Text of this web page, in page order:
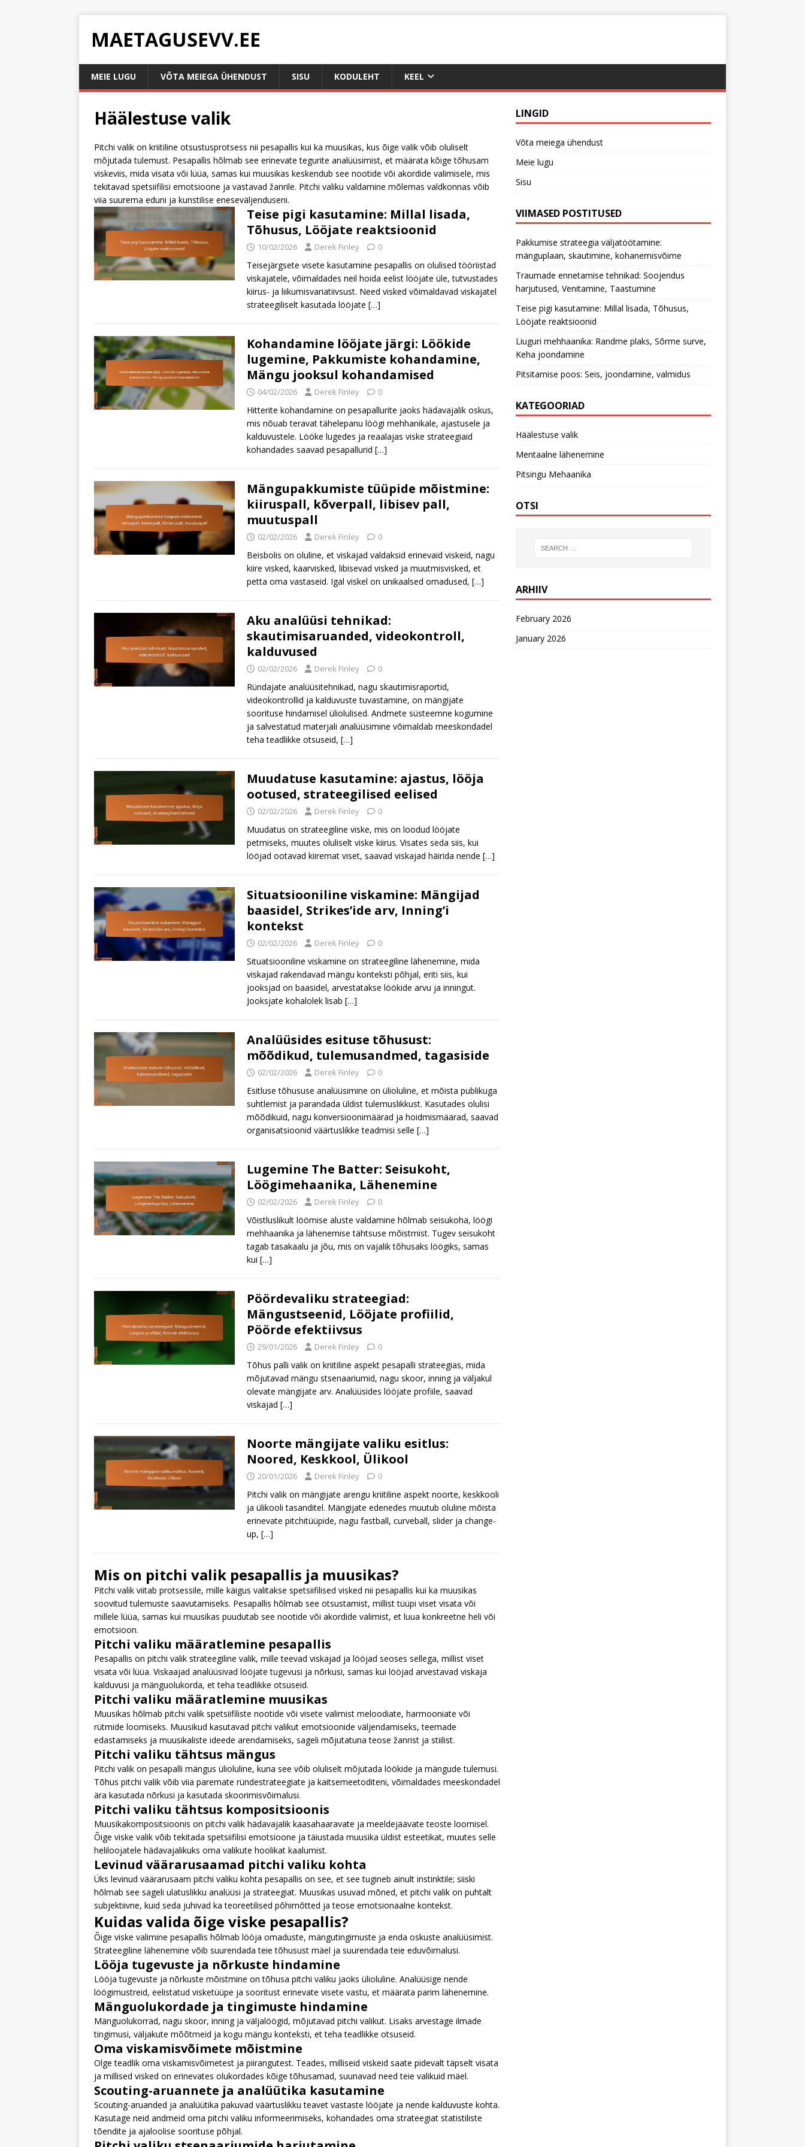
MAETAGUSEVV.EE
MEIE LUGU VÕTA MEIEGA ÜHENDUST SISU KODULEHT KEEL
Häälestuse valik
Pitchi valik on kriitiline otsustusprotsess nii pesapallis kui ka muusikas, kus õige valik võib oluliselt
mõjutada tulemust. Pesapallis hõlmab see erinevate tegurite analüüsimist, et määrata kõige tõhusam
viskeviis, mida visata või lüüa, samas kui muusikas keskendub see nootide või akordide valimisele, mis
tekitavad spetsiifilisi emotsioone ja vastavad žanrile. Pitchi valiku valdamine mõlemas valdkonnas võib
viia suurema eduni ja kunstilise eneseväljenduseni.
Teise pigi kasutamine: Millal lisada,
Tõhusus, Lööjate reaktsioonid
10/02/2026 Derek Finley 0
Teisejärgsete visete kasutamine pesapallis on olulised tööriistad
viskajatele, võimaldades neil hoida eelist lööjate üle, tutvustades
kiirus- ja liikumisvariatiivsust. Need visked võimaldavad viskajatel
strateegiliselt kasutada lööjate […]
Kohandamine lööjate järgi: Löökide
lugemine, Pakkumiste kohandamine,
Mängu jooksul kohandamised
04/02/2026 Derek Finley 0
Hitterite kohandamine on pesapallurite jaoks hädavajalik oskus,
mis nõuab teravat tähelepanu löögi mehhanikale, ajastusele ja
kalduvustele. Lööke lugedes ja reaalajas viske strateegiaid
kohandades saavad pesapallurid […]
Mängupakkumiste tüüpide mõistmine:
kiiruspall, kõverpall, libisev pall,
muutuspall
02/02/2026 Derek Finley 0
Beisbolis on oluline, et viskajad valdaksid erinevaid viskeid, nagu
kiire visked, kaarvisked, libisevad visked ja muutmisvisked, et
petta oma vastaseid. Igal viskel on unikaalsed omadused, […]
Aku analüüsi tehnikad:
skautimisaruanded, videokontroll,
kalduvused
02/02/2026 Derek Finley 0
Ründajate analüüsitehnikad, nagu skautimisraportid,
videokontrollid ja kalduvuste tuvastamine, on mängijate
soorituse hindamisel üliolulised. Andmete süsteemne kogumine
ja salvestatud materjali analüüsimine võimaldab meeskondadel
teha teadlikke otsuseid, […]
Muudatuse kasutamine: ajastus, lööja
ootused, strateegilised eelised
02/02/2026 Derek Finley 0
Muudatus on strateegiline viske, mis on loodud lööjate
petmiseks, muutes oluliselt viske kiirus. Visates seda siis, kui
lööjad ootavad kiiremat viset, saavad viskajad häirida nende […]
Situatsiooniline viskamine: Mängijad
baasidel, Strikes’ide arv, Inning’i
kontekst
02/02/2026 Derek Finley 0
Situatsiooniline viskamine on strateegiline lähenemine, mida
viskajad rakendavad mängu konteksti põhjal, eriti siis, kui
jooksjad on baasidel, arvestatakse löökide arvu ja inningut.
Jooksjate kohalolek lisab […]
Analüüsides esituse tõhusust:
mõõdikud, tulemusandmed, tagasiside
02/02/2026 Derek Finley 0
Esitluse tõhususe analüüsimine on ülioluline, et mõista publikuga
suhtlemist ja parandada üldist tulemuslikkust. Kasutades olulisi
mõõdikuid, nagu konversioonimäärad ja hoidmismäärad, saavad
organisatsioonid väärtuslikke teadmisi selle […]
Lugemine The Batter: Seisukoht,
Löögimehaanika, Lähenemine
02/02/2026 Derek Finley 0
Võistluslikult löömise aluste valdamine hõlmab seisukoha, löögi
mehhaanika ja lähenemise tähtsuse mõistmist. Tugev seisukoht
tagab tasakaalu ja jõu, mis on vajalik tõhusaks löögiks, samas
kui […]
Pöördevaliku strateegiad:
Mängustseenid, Lööjate profiilid,
Pöörde efektiivsus
29/01/2026 Derek Finley 0
Tõhus palli valik on kriitiline aspekt pesapalli strateegias, mida
mõjutavad mängu stsenaariumid, nagu skoor, inning ja väljakul
olevate mängijate arv. Analüüsides lööjate profiile, saavad
viskajad […]
Noorte mängijate valiku esitlus:
Noored, Keskkool, Ülikool
20/01/2026 Derek Finley 0
Pitchi valik on mängijate arengu kriitiline aspekt noorte, keskkooli
ja ülikooli tasanditel. Mängijate edenedes muutub oluline mõista
erinevate pitchitüüpide, nagu fastball, curveball, slider ja change-
up, […]
Mis on pitchi valik pesapallis ja muusikas?
Pitchi valik viitab protsessile, mille käigus valitakse spetsiifilised visked nii pesapallis kui ka muusikas
soovitud tulemuste saavutamiseks. Pesapallis hõlmab see otsustamist, millist tüüpi viset visata või
millele lüüa, samas kui muusikas puudutab see nootide või akordide valimist, et luua konkreetne heli või
emotsioon.
Pitchi valiku määratlemine pesapallis
Pesapallis on pitchi valik strateegiline valik, mille teevad viskajad ja lööjad seoses sellega, millist viset
visata või lüüa. Viskaajad analüüsivad lööjate tugevusi ja nõrkusi, samas kui lööjad arvestavad viskaja
kalduvusi ja mänguolukorda, et teha teadlikke otsuseid.
Pitchi valiku määratlemine muusikas
Muusikas hõlmab pitchi valik spetsiifiliste nootide või visete valimist meloodiate, harmooniate või
rütmide loomiseks. Muusikud kasutavad pitchi valikut emotsioonide väljendamiseks, teemade
edastamiseks ja muusikaliste ideede arendamiseks, sageli mõjutatuna teose žanrist ja stiilist.
Pitchi valiku tähtsus mängus
Pitchi valik on pesapalli mängus ülioluline, kuna see võib oluliselt mõjutada löökide ja mängude tulemusi.
Tõhus pitchi valik võib viia paremate ründestrateegiate ja kaitsemeetoditeni, võimaldades meeskondadel
ära kasutada nõrkusi ja kasutada skoorimisvõimalusi.
Pitchi valiku tähtsus kompositsioonis
Muusikakompositsioonis on pitchi valik hädavajalik kaasahaaravate ja meeldejäävate teoste loomisel.
Õige viske valik võib tekitada spetsiifilisi emotsioone ja täiustada muusika üldist esteetikat, muutes selle
heliloojatele hädavajalikuks oma valikute hoolikat kaalumist.
Levinud väärarusaamad pitchi valiku kohta
Üks levinud väärarusaam pitchi valiku kohta pesapallis on see, et see tugineb ainult instinktile; siiski
hõlmab see sageli ulatuslikku analüüsi ja strateegiat. Muusikas usuvad mõned, et pitchi valik on puhtalt
subjektiivne, kuid seda juhivad ka teoreetilised põhimõtted ja teose emotsionaalne kontekst.
Kuidas valida õige viske pesapallis?
Õige viske valimine pesapallis hõlmab lööja omaduste, mängutingimuste ja enda oskuste analüüsimist.
Strateegiline lähenemine võib suurendada teie tõhusust mäel ja suurendada teie eduvõimalusi.
Lööja tugevuste ja nõrkuste hindamine
Lööja tugevuste ja nõrkuste mõistmine on tõhusa pitchi valiku jaoks ülioluline. Analüüsige nende
löögimustreid, eelistatud visketüüpe ja sooritust erinevate visete vastu, et määrata parim lähenemine.
Mänguolukordade ja tingimuste hindamine
Mänguolukorrad, nagu skoor, inning ja väljalöögid, mõjutavad pitchi valikut. Lisaks arvestage ilmade
tingimusi, väljakute mõõtmeid ja kogu mängu konteksti, et teha teadlikke otsuseid.
Oma viskamisvõimete mõistmine
Olge teadlik oma viskamisvõimetest ja piirangutest. Teades, milliseid viskeid saate pidevalt täpselt visata
ja millised visked on erinevates olukordades kõige tõhusamad, suunavad need teie valikuid mäel.
Scouting-aruannete ja analüütika kasutamine
Scouting-aruanded ja analüütika pakuvad väärtuslikku teavet vastaste lööjate ja nende kalduvuste kohta.
Kasutage neid andmeid oma pitchi valiku informeerimiseks, kohandades oma strateegiat statistiliste
tõendite ja ajaloolise soorituse põhjal.
LINGID
Võta meiega ühendust
Meie lugu
Sisu
VIIMASED POSTITUSED
Pakkumise strateegia väljatöötamine:
mänguplaan, skautimine, kohanemisvõime
Traumade ennetamise tehnikad: Soojendus
harjutused, Venitamine, Taastumine
Teise pigi kasutamine: Millal lisada, Tõhusus,
Lööjate reaktsioonid
Liuguri mehhaanika: Randme plaks, Sõrme surve,
Keha joondamine
Pitsitamise poos: Seis, joondamine, valmidus
KATEGOORIAD
Häälestuse valik
Mentaalne lähenemine
Pitsingu Mehaanika
OTSI
ARHIIV
February 2026
January 2026